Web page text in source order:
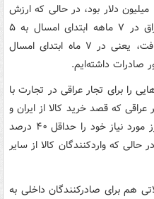
صادرات ایران به عراق ۷ میلیارد و ۲۰۰ میلیون دلار بود، در حالی که ارزش
صادراتی کالاهای غیرنفتی ایران به عراق در ۷ ماهه ابتدای امسال به ۵
میلیارد و ۴۰۰ میلیون دلار افزایش یافت، یعنی در ۷ ماه ابتدای امسال
را برای تجار عراقی در تجارت با
که قصد خرید کالا از ایران و
واردات کالا به کشورش را دارد، باید ارز مورد نیاز خود را حداقل ۴۰ درصد
حالی که واردکنندگان کالا از سایر
هم برای صادرکنندگان داخلی به